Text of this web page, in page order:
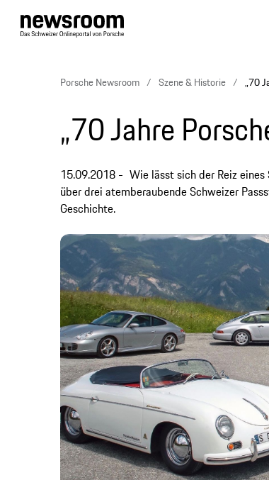
Porsche Newsroom Szene & Historie „70
„70 Jahre
15.09.2018
Wie lässt sich der Reiz
über drei atemberaubende Schweizer
Geschichte.